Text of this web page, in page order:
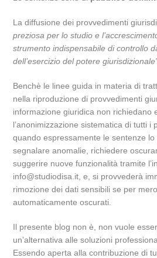
La diffusione dei provvedimenti
preziosa per lo studio e
strumento indispensabile di controllo
dell’esercizio del potere
Benchè le linee guida in materia di
nella riproduzione di provvedimenti
informazione giuridica non richiedano
l’anonimizzazione sistematica di tutti i
quando espressamente le sentenze
segnalare anomalie, richiedere
suggerire nuove funzionalità tramite
info@studiodisa.it, e, si provvederà
rimozione dei dati sensibili se per
automaticamente oscurati.
Il presente blog non è, non vuole
un’alternativa alle soluzioni
Essendo aperta alla contribuzione di